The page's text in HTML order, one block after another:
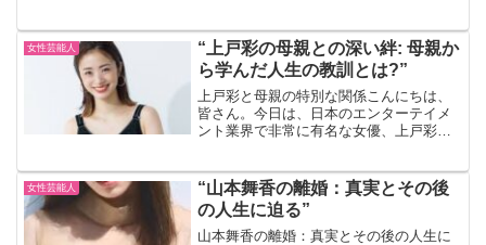
ンスでも知られています。特に、彼女の
スタイルを象徴するアイテ...
女性芸能人
“上戸彩の母親との深い絆: 母親か
ら学んだ人生の教訓とは?”
上戸彩と母親の特別な関係こんにちは、
皆さん。今日は、日本のエンターテイメ
ント業界で非常に有名な女優、上戸彩さ
てみましょう。 上戸彩さんは、その美し
いルックスと演技力で知...
女性芸能人
“山本舞香の離婚：真実とその後
の人生に迫る”
山本舞香の離婚：真実とその後の人生に